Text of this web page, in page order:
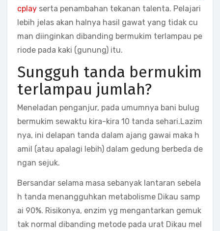
cplay serta penambahan tekanan talenta. Pelajari
lebih jelas akan halnya hasil gawat yang tidak cu
man diinginkan dibanding bermukim terlampau pe
riode pada kaki (gunung) itu.
Sungguh tanda bermukim
terlampau jumlah?
Meneladan penganjur, pada umumnya bani bulug
bermukim sewaktu kira-kira 10 tanda sehari.Lazim
nya, ini delapan tanda dalam ajang gawai maka h
amil (atau apalagi lebih) dalam gedung berbeda de
ngan sejuk.
Bersandar selama masa sebanyak lantaran sebela
h tanda menangguhkan metabolisme Dikau samp
ai 90%. Risikonya, enzim yg mengantarkan gemuk
tak normal dibanding metode pada urat Dikau mel